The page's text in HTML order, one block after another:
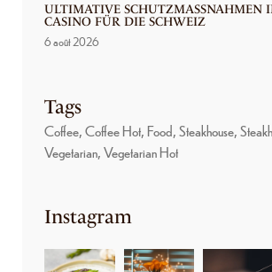
ULTIMATIVE SCHUTZMASSNAHMEN
ASINO FÜR DIE SCHWEIZ
6 août 2026
Tags
Coffee Coffee Hot Food Steakhouse
Vegetarian Vegetarian Hot
Instagram